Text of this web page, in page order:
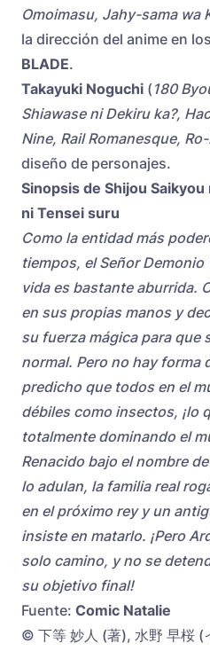
Omoimasu, Jahy-sama wa
la dirección del anime en
BLADE.
Takayuki Noguchi ( 180
Shiawase ni Dekiru ka?,
Nine, Rail Romanesque,
diseño de personajes.
Sinopsis de Shijou
ni Tensei suru
Como la entidad más
tiempos, el Señor Demonio
vida es bastante aburrida.
en sus propias manos y
su fuerza mágica para que
normal. Pero no hay forma
predicho que todos en el
débiles como insectos, ¡lo
totalmente dominando el
Renacido bajo el nombre
lo adulan, la familia real
en el próximo rey y un
insiste en matarlo. ¡Pero
solo camino, y no se
su objetivo final!
Fuente: Comic Natalie
© 下等 妙人 (著), 水野 早桜 (